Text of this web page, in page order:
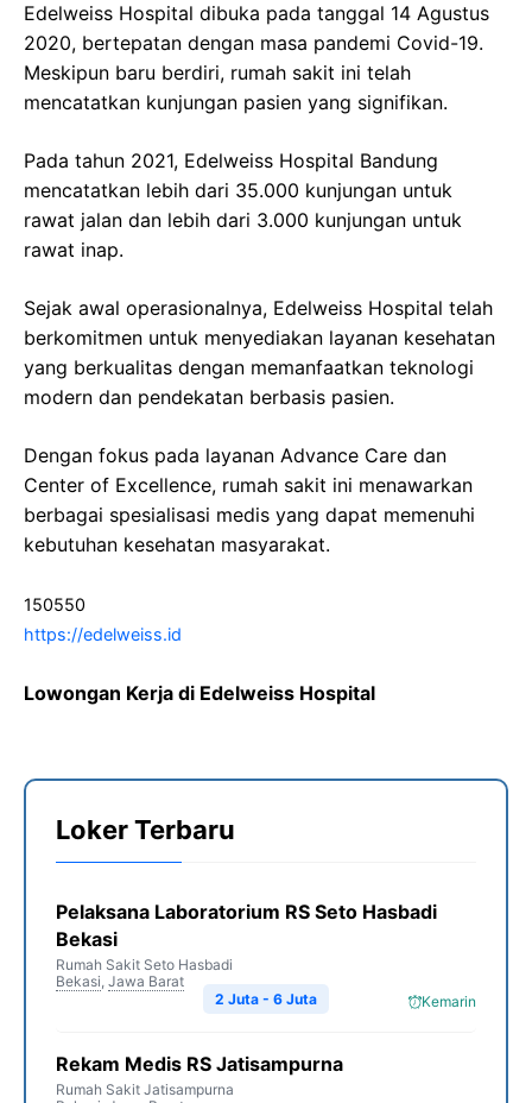
Edelweiss Hospital dibuka pada tanggal 14 Agustus
2020, bertepatan dengan masa pandemi Covid-19.
Meskipun baru berdiri, rumah sakit ini telah
mencatatkan kunjungan pasien yang signifikan.
Pada tahun 2021, Edelweiss Hospital Bandung
mencatatkan lebih dari 35.000 kunjungan untuk
rawat jalan dan lebih dari 3.000 kunjungan untuk
rawat inap.
Sejak awal operasionalnya, Edelweiss Hospital telah
berkomitmen untuk menyediakan layanan kesehatan
yang berkualitas dengan memanfaatkan teknologi
modern dan pendekatan berbasis pasien.
Dengan fokus pada layanan Advance Care dan
Center of Excellence, rumah sakit ini menawarkan
berbagai spesialisasi medis yang dapat memenuhi
kebutuhan kesehatan masyarakat.
150550
https://edelweiss.id
Lowongan Kerja di Edelweiss Hospital
Loker Terbaru
Pelaksana Laboratorium RS Seto Hasbadi
Bekasi
Rumah Sakit Seto Hasbadi
Bekasi, Jawa Barat
Kemarin
2 Juta - 6 Juta
Rekam Medis RS Jatisampurna
Rumah Sakit Jatisampurna